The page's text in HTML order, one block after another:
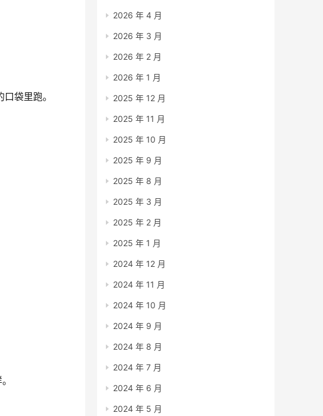
袋里跑。
2026 年 4 月
2026 年 3 月
2026 年 2 月
2026 年 1 月
2025 年 12 月
2025 年 11 月
2025 年 10 月
2025 年 9 月
2025 年 8 月
2025 年 3 月
2025 年 2 月
2025 年 1 月
2024 年 12 月
2024 年 11 月
2024 年 10 月
2024 年 9 月
2024 年 8 月
2024 年 7 月
2024 年 6 月
2024 年 5 月